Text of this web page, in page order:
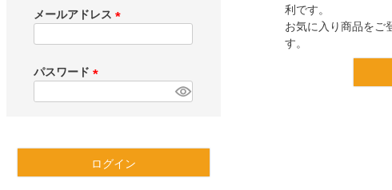
メールアドレス
)
パスワード
ログイン
利です。
お気に入り商品をご
す。